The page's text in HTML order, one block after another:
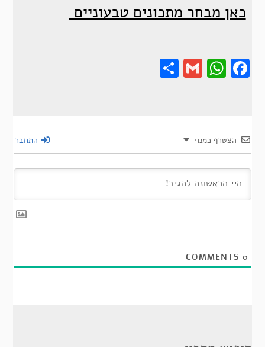
כאן מבחר מתכונים טבעוניים
Gmail
Share
הצטרף כמנוי התחבר
0